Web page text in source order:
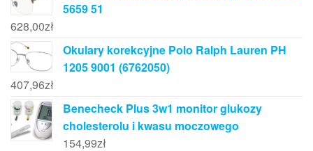
5659 51
628,00zł
Okulary korekcyjne Polo Ralph Lauren PH
1205 9001 (6762050)
407,96zł
Benecheck Plus 3w1 monitor glukozy
cholesterolu i kwasu moczowego
154,99zł